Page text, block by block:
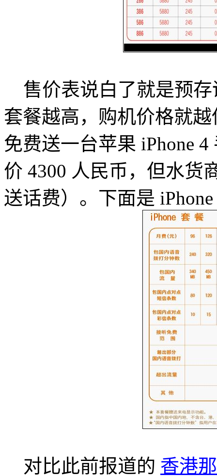
售价表说白了就是预存
套餐越高，购机价格就
免费送一台苹果 iPhone
价 4300 人民币，但水货
送话费）。下面是
对比此前报道的 香港